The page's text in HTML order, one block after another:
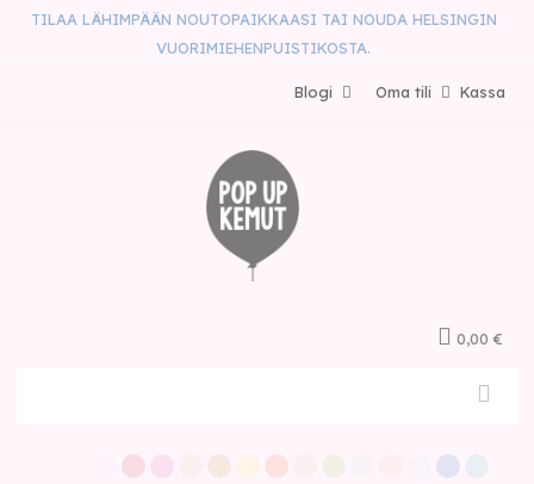
TILAA LÄHIMPÄÄN NOUTOPAIKKAASI TAI NOUDA HELSINGIN
VUORIMIEHENPUISTIKOSTA.
Kassa
Oma tili
Blogi
0,00 €